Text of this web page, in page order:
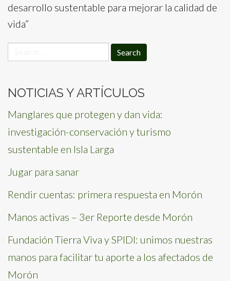
desarrollo sustentable para mejorar la calidad de
vida”
for:
NOTICIAS Y ARTÍCULOS
Manglares que protegen y dan vida:
investigación-conservación y turismo
sustentable en Isla Larga
Jugar para sanar
Rendir cuentas: primera respuesta en Morón
Manos activas – 3er Reporte desde Morón
Fundación Tierra Viva y SPIDI: unimos nuestras
manos para facilitar tu aporte a los afectados de
Morón